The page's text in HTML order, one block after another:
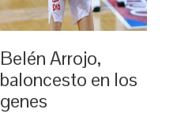
Belén Arrojo,
baloncesto en los
genes